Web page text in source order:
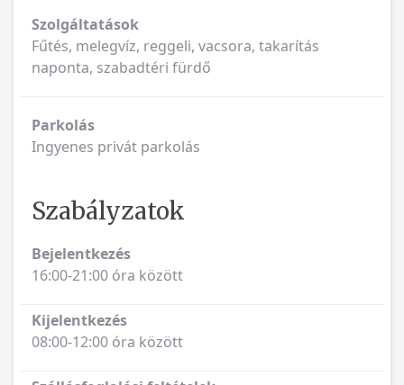
Szolgáltatások
Fűtés, melegvíz, reggeli, vacsora, takarítás
naponta, szabadtéri fürdő
Parkolás
Ingyenes privát parkolás
Szabályzatok
Bejelentkezés
16:00-21:00 óra között
Kijelentkezés
08:00-12:00 óra között